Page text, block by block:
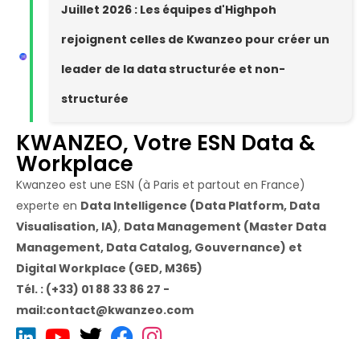
Juillet 2026 : Les équipes d'Highpoh
rejoignent celles de Kwanzeo pour créer un
leader de la data structurée et non-
structurée
KWANZEO, Votre ESN Data &
Workplace
Kwanzeo est une ESN (à Paris et partout en France)
experte en Data Intelligence (Data Platform, Data
Visualisation, IA), Data Management (Master Data
Management, Data Catalog, Gouvernance) et
Digital Workplace (GED, M365)
Tél. : (+33) 01 88 33 86 27 -
mail:contact@kwanzeo.com